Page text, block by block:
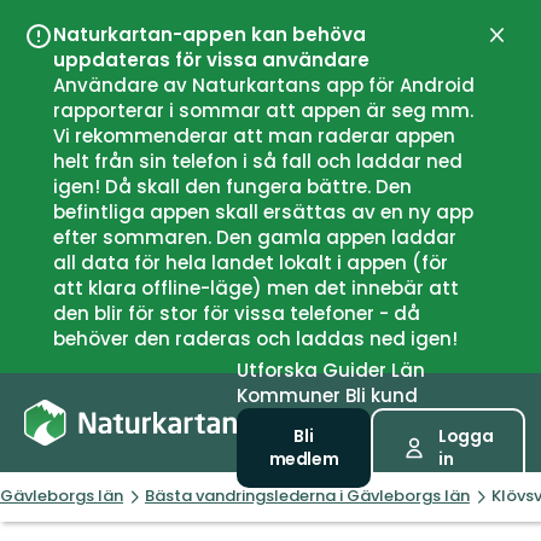
Naturkartan-appen kan behöva
uppdateras för vissa användare
Användare av Naturkartans app för Android
rapporterar i sommar att appen är seg mm.
Vi rekommenderar att man raderar appen
helt från sin telefon i så fall och laddar ned
igen! Då skall den fungera bättre. Den
befintliga appen skall ersättas av en ny app
efter sommaren. Den gamla appen laddar
all data för hela landet lokalt i appen (för
att klara offline-läge) men det innebär att
den blir för stor för vissa telefoner - då
behöver den raderas och laddas ned igen!
UtforskaGuiderLän
Kommuner Bli kund
Bli
medlem
Logga
in
Gävleborgs län Bästa vandringslederna i Gävleborgs län